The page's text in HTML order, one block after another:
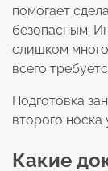
помогает
безопасным.
слишком
всего
Подготовка
второго
Какие